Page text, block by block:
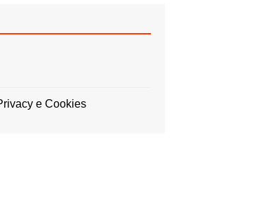
e Cookies